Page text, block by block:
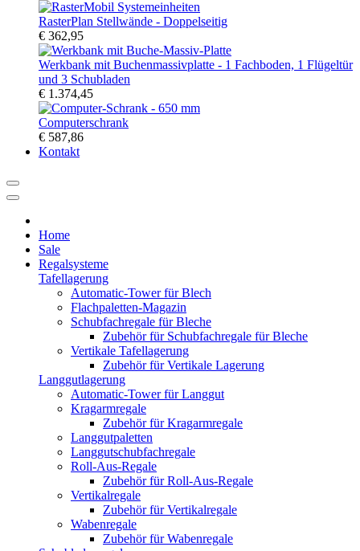
RasterPlan Stellwände - Doppelseitig
€ 362,95
Werkbank mit Buchenmassivplatte - 1 Fachboden, 1 Flügeltür
und 3 Schubladen
€ 1.374,45
Computerschrank
€ 587,86
Kontakt
Home
Sale
Regalsysteme
Tafellagerung
Automatic-Tower für Blech
Flachpaletten-Magazin
Schubfachregale für Bleche
Zubehör für Schubfachregale für Bleche
Vertikale Tafellagerung
Zubehör für Vertikale Lagerung
Langgutlagerung
Automatic-Tower für Langgut
Kragarmregale
Zubehör für Kragarmregale
Langgutpaletten
Langgutschubfachregale
Roll-Aus-Regale
Zubehör für Roll-Aus-Regale
Vertikalregale
Zubehör für Vertikalregale
Wabenregale
Zubehör für Wabenregale